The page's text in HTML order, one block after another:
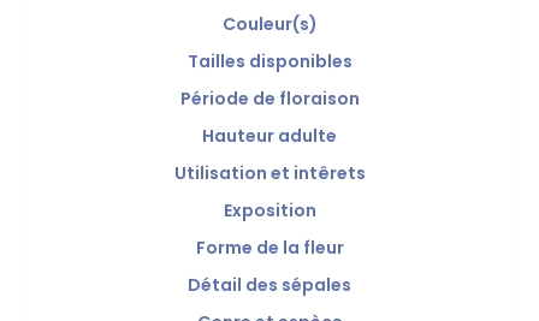
Couleur(s)
Tailles disponibles
Période de floraison
Hauteur adulte
Utilisation et intêrets
Exposition
Forme de la fleur
Détail des sépales